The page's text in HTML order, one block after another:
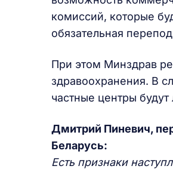
комиссий, которые
обязательная
При этом Минздрав
здравоохранения. В
частные центры
Дмитрий Пиневич,
Беларусь:
Есть признаки